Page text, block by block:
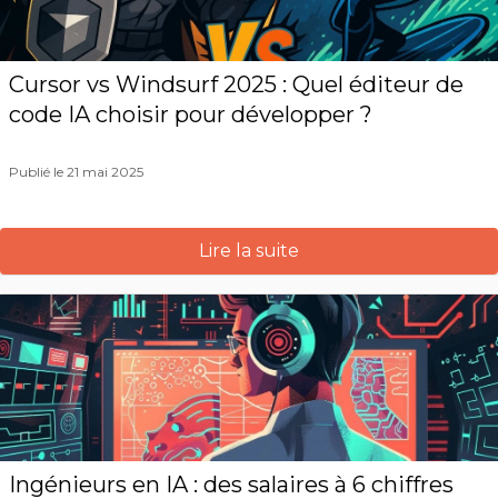
Cursor vs Windsurf 2025 : Quel éditeur de
code IA choisir pour développer ?
Publié le 21 mai 2025
Lire la suite
Ingénieurs en IA : des salaires à 6 chiffres